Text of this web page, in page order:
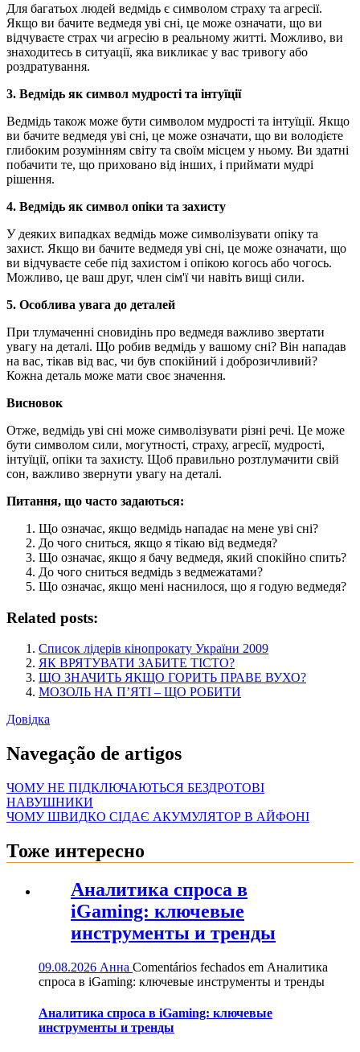
Для багатьох людей ведмідь є символом страху та агресії.
Якщо ви бачите ведмедя уві сні, це може означати, що ви
відчуваєте страх чи агресію в реальному житті. Можливо, ви
знаходитесь в ситуації, яка викликає у вас тривогу або
роздратування.
3. Ведмідь як символ мудрості та інтуїції
Ведмідь також може бути символом мудрості та інтуїції. Якщо
ви бачите ведмедя уві сні, це може означати, що ви володієте
глибоким розумінням світу та своїм місцем у ньому. Ви здатні
побачити те, що приховано від інших, і приймати мудрі
рішення.
4. Ведмідь як символ опіки та захисту
У деяких випадках ведмідь може символізувати опіку та
захист. Якщо ви бачите ведмедя уві сні, це може означати, що
ви відчуваєте себе під захистом і опікою когось або чогось.
Можливо, це ваш друг, член сім'ї чи навіть вищі сили.
5. Особлива увага до деталей
При тлумаченні сновидінь про ведмедя важливо звертати
увагу на деталі. Що робив ведмідь у вашому сні? Він нападав
на вас, тікав від вас, чи був спокійний і доброзичливий?
Кожна деталь може мати своє значення.
Висновок
Отже, ведмідь уві сні може символізувати різні речі. Це може
бути символом сили, могутності, страху, агресії, мудрості,
інтуїції, опіки та захисту. Щоб правильно розтлумачити свій
сон, важливо звернути увагу на деталі.
Питання, що часто задаються:
Що означає, якщо ведмідь нападає на мене уві сні?
До чого сниться, якщо я тікаю від ведмедя?
Що означає, якщо я бачу ведмедя, який спокійно спить?
До чого сниться ведмідь з ведмежатами?
Що означає, якщо мені наснилося, що я годую ведмедя?
Related posts:
Список лідерів кінопрокату України 2009
ЯК ВРЯТУВАТИ ЗАБИТЕ ТІСТО?
ЩО ЗНАЧИТЬ ЯКЩО ГОРИТЬ ПРАВЕ ВУХО?
МОЗОЛЬ НА П’ЯТІ – ЩО РОБИТИ
Довідка
Navegação de artigos
ЧОМУ НЕ ПІДКЛЮЧАЮТЬСЯ БЕЗДРОТОВІ
НАВУШНИКИ
ЧОМУ ШВИДКО СІДАЄ АКУМУЛЯТОР В АЙФОНІ
Тоже интересно
Аналитика спроса в
iGaming: ключевые
инструменты и тренды
09.08.2026 Анна Comentários fechados em Аналитика
спроса в iGaming: ключевые инструменты и тренды
Аналитика спроса в iGaming: ключевые
инструменты и тренды